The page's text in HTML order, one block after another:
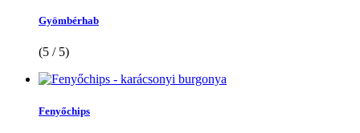
Gyömbérhab
(5 / 5)
Fenyőchips